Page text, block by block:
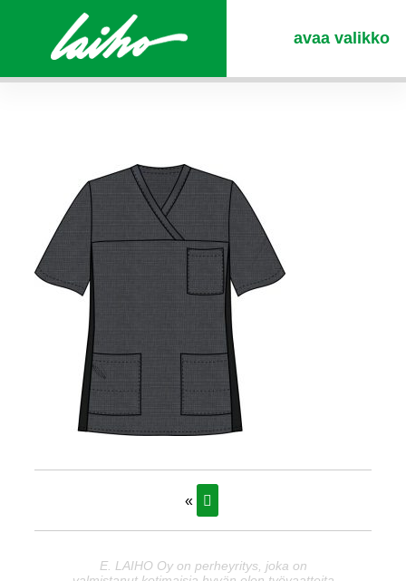
avaa valikko
«
E. LAIHO Oy on perheyritys, joka on